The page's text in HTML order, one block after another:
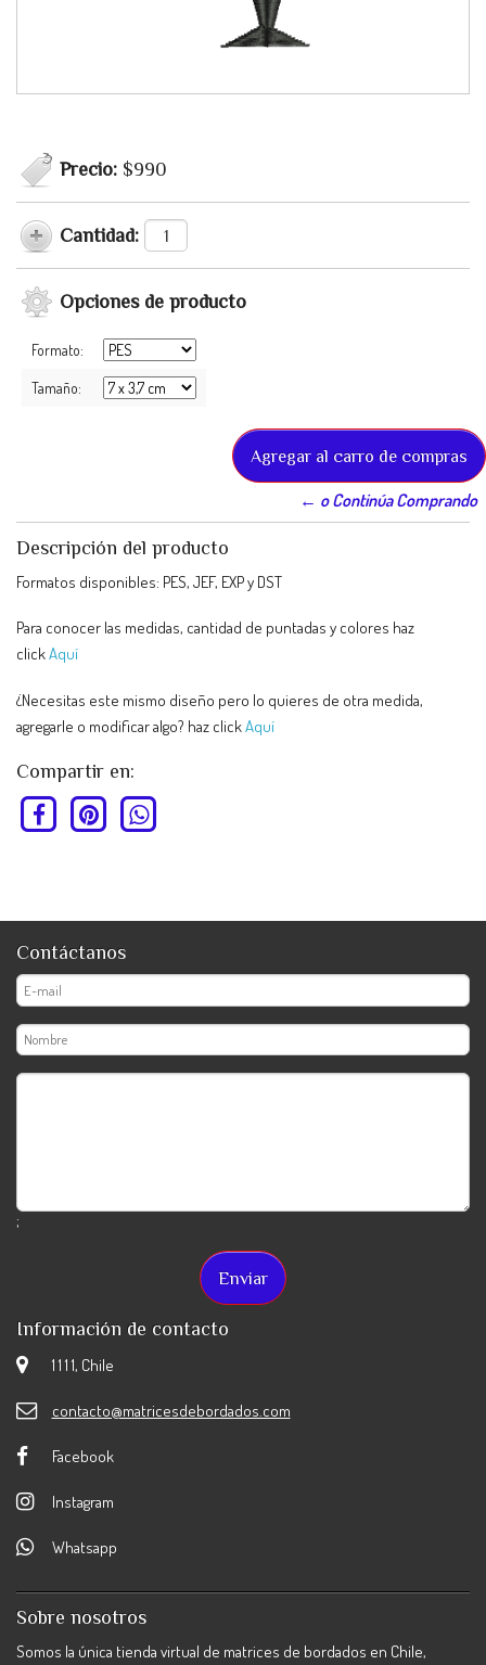
Precio: $990
Cantidad:
Opciones de producto
Formato:
Tamaño:
← o Continúa Comprando
Descripción del producto
Formatos disponibles: PES, JEF, EXP y DST
Para conocer las medidas, cantidad de puntadas y colores haz
clickAquí
¿Necesitas este mismo diseño pero lo quieres de otra medida,
agregarle o modificar algo? haz clickAquí
Compartir en:
Contáctanos
;
Información de contacto
1 1 1 1, Chile
contacto@matricesdebordados.com
Facebook
Instagram
Whatsapp
Sobre nosotros
Somos la única tienda virtual de matrices de bordados en Chile,